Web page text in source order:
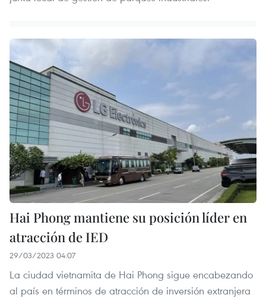
Hai Phong mantiene su posición líder en
atracción de IED
29/03/2023 04:07
La ciudad vietnamita de Hai Phong sigue encabezando
al país en términos de atracción de inversión extranjera